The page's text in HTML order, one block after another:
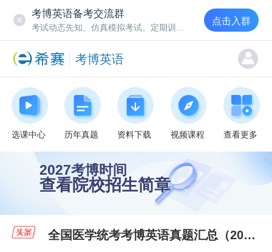
考博英语备考交流群
点击入群
考博英语
选课中心 历年真题 资料下载 视频课程 查看更多
2027考博时间
查看院校招生简章
全国医学统考考博英语真题汇总（2020-2026年）